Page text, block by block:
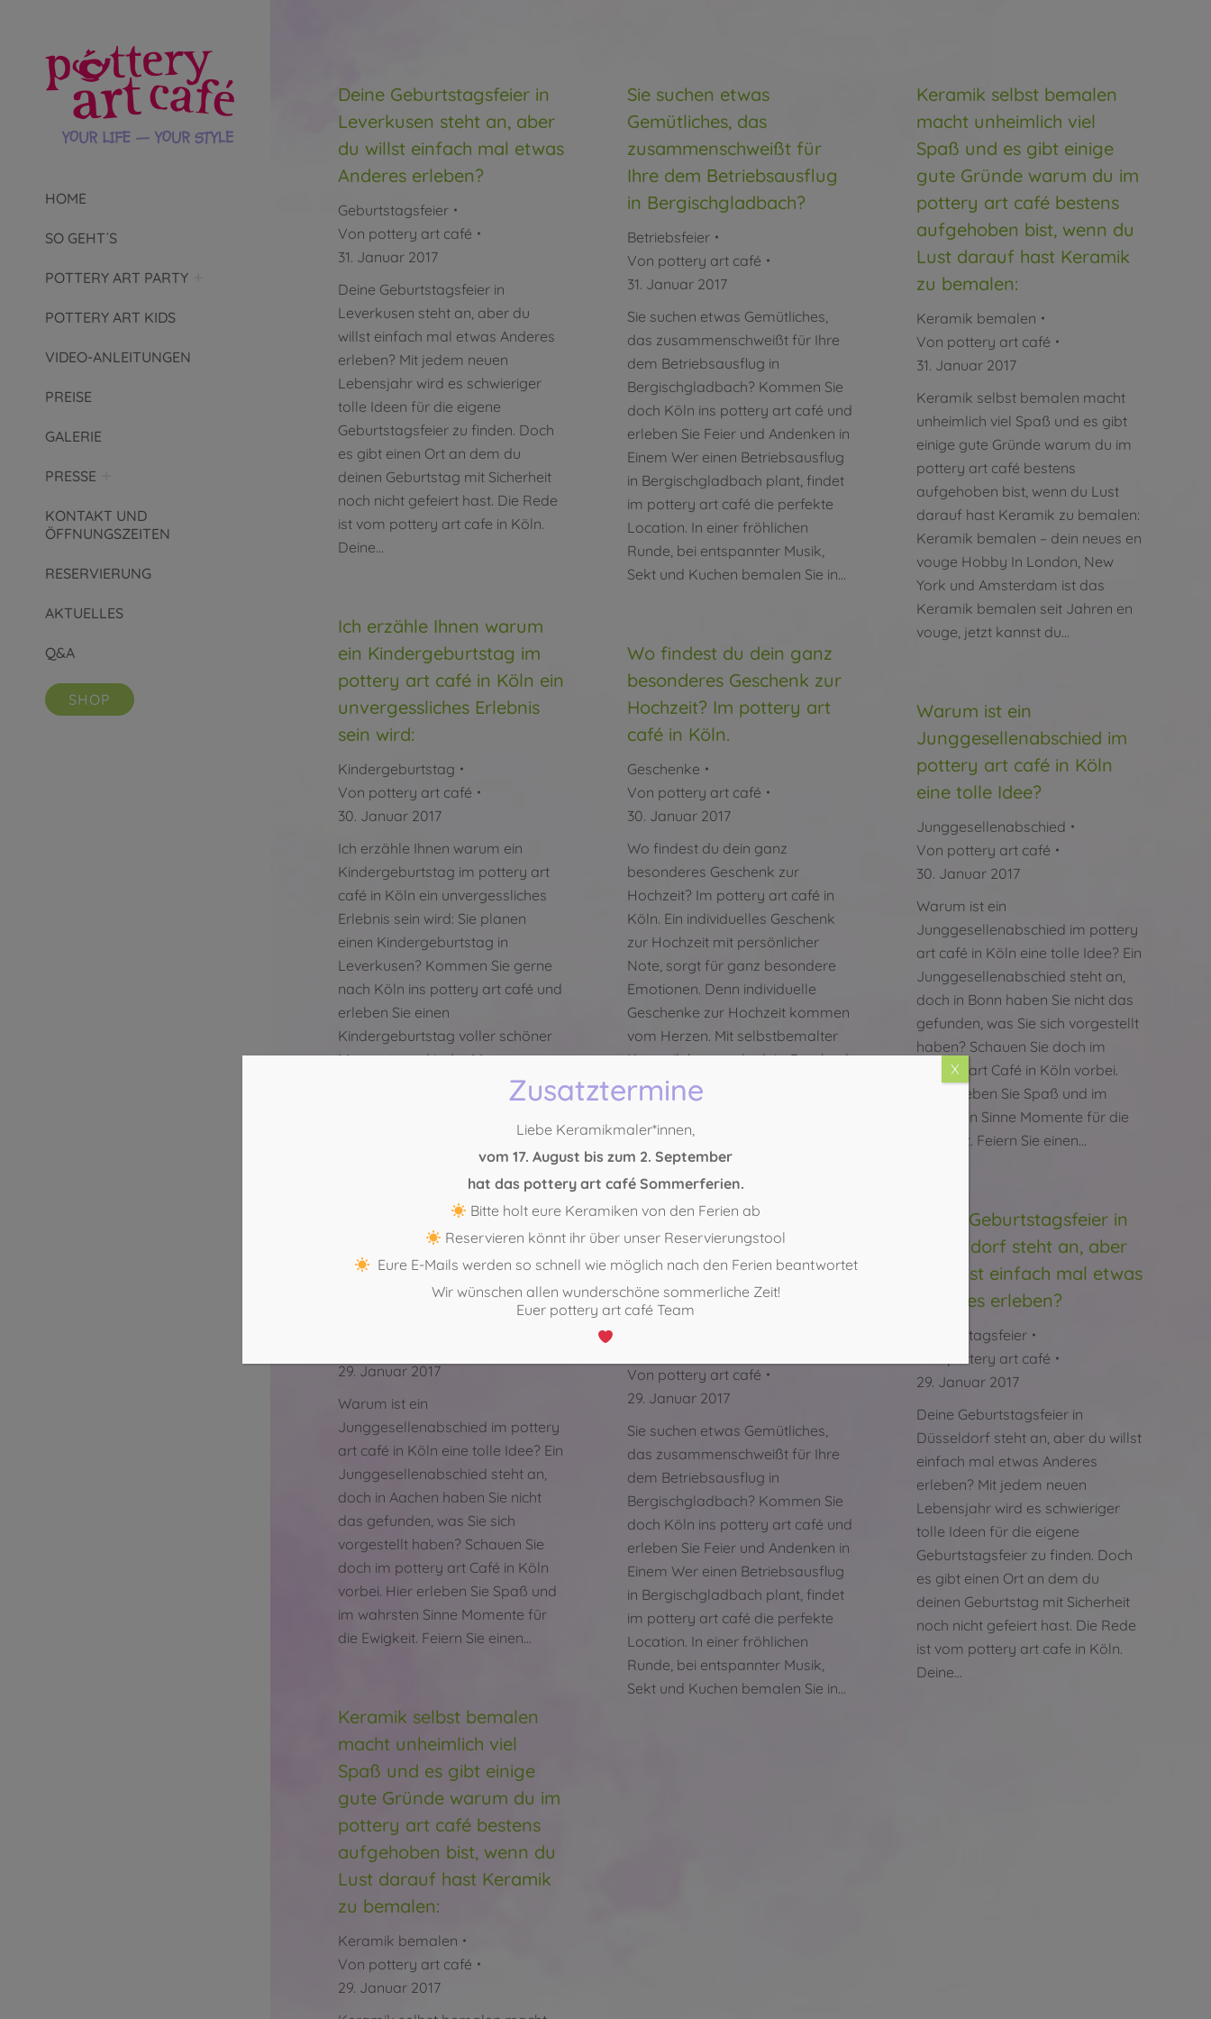
HOME
SO GEHT´S
POTTERY ART PARTY
POTTERY ART KIDS
VIDEO-ANLEITUNGEN
PREISE
GALERIE
PRESSE
KONTAKT UND
ÖFFNUNGSZEITEN
RESERVIERUNG
AKTUELLES
Q&A
SHOP
Deine Geburtstagsfeier in
Leverkusen steht an, aber
du willst einfach mal etwas
Anderes erleben?
Geburtstagsfeier
Von pottery art café
31. Januar 2017
Deine Geburtstagsfeier in
Leverkusen steht an, aber du
willst einfach mal etwas Anderes
erleben? Mit jedem neuen
Lebensjahr wird es schwieriger
tolle Ideen für die eigene
Geburtstagsfeier zu finden. Doch
es gibt einen Ort an dem du
deinen Geburtstag mit Sicherheit
noch nicht gefeiert hast. Die Rede
ist vom pottery art cafe in Köln.
Deine…
Sie suchen etwas
Gemütliches, das
zusammenschweißt für
Ihre dem Betriebsausflug
in Bergischgladbach?
Betriebsfeier
Von pottery art café
31. Januar 2017
Sie suchen etwas Gemütliches,
das zusammenschweißt für Ihre
dem Betriebsausflug in
Bergischgladbach? Kommen Sie
doch Köln ins pottery art café und
erleben Sie Feier und Andenken in
Einem Wer einen Betriebsausflug
in Bergischgladbach plant, findet
im pottery art café die perfekte
Location. In einer fröhlichen
Runde, bei entspannter Musik,
Sekt und Kuchen bemalen Sie in…
Keramik selbst bemalen
macht unheimlich viel
Spaß und es gibt einige
gute Gründe warum du im
pottery art café bestens
aufgehoben bist, wenn du
Lust darauf hast Keramik
zu bemalen:
Keramik bemalen
Von pottery art café
31. Januar 2017
Keramik selbst bemalen macht
unheimlich viel Spaß und es gibt
einige gute Gründe warum du im
pottery art café bestens
aufgehoben bist, wenn du Lust
darauf hast Keramik zu bemalen:
Keramik bemalen – dein neues en
vouge Hobby In London, New
York und Amsterdam ist das
Keramik bemalen seit Jahren en
vouge, jetzt kannst du…
Ich erzähle Ihnen warum
ein Kindergeburtstag im
pottery art café in Köln ein
unvergessliches Erlebnis
sein wird:
Kindergeburtstag
Von pottery art café
30. Januar 2017
Ich erzähle Ihnen warum ein
Kindergeburtstag im pottery art
café in Köln ein unvergessliches
Erlebnis sein wird: Sie planen
einen Kindergeburtstag in
Leverkusen? Kommen Sie gerne
nach Köln ins pottery art café und
erleben Sie einen
Kindergeburtstag voller schöner
Momente und jeder Menge
Kreativität. Wenn Sie die kreative
Wo findest du dein ganz
besonderes Geschenk zur
Hochzeit? Im pottery art
café in Köln.
Geschenke
Von pottery art café
30. Januar 2017
Wo findest du dein ganz
besonderes Geschenk zur
Hochzeit? Im pottery art café in
Köln. Ein individuelles Geschenk
zur Hochzeit mit persönlicher
Note, sorgt für ganz besondere
Emotionen. Denn individuelle
Geschenke zur Hochzeit kommen
vom Herzen. Mit selbstbemalter
Keramik kannst du dein Geschenk
zur Hochzeit so für deine Liebsten
gestalten. Auf der Suche nach
dem…
Warum ist ein
Junggesellenabschied im
pottery art café in Köln
eine tolle Idee?
Junggesellenabschied
Von pottery art café
30. Januar 2017
Warum ist ein
Junggesellenabschied im pottery
art café in Köln eine tolle Idee? Ein
Junggesellenabschied steht an,
doch in Bonn haben Sie nicht das
gefunden, was Sie sich vorgestellt
haben? Schauen Sie doch im
pottery art Café in Köln vorbei.
Hier erleben Sie Spaß und im
wahrsten Sinne Momente für die
Ewigkeit. Feiern Sie einen…
Warum ist ein
Junggesellenabschied im
pottery art café in Köln
eine tolle Idee?
29. Januar 2017
Warum ist ein
Junggesellenabschied im pottery
art café in Köln eine tolle Idee? Ein
Junggesellenabschied steht an,
doch in Aachen haben Sie nicht
das gefunden, was Sie sich
vorgestellt haben? Schauen Sie
doch im pottery art Café in Köln
vorbei. Hier erleben Sie Spaß und
im wahrsten Sinne Momente für
die Ewigkeit. Feiern Sie einen…
Sie suchen etwas
Gemütliches, das
zusammenschweißt für
Ihre dem Betriebsausflug
in Bergischgladbach?
Von pottery art café
29. Januar 2017
Sie suchen etwas Gemütliches,
das zusammenschweißt für Ihre
dem Betriebsausflug in
Bergischgladbach? Kommen Sie
doch Köln ins pottery art café und
erleben Sie Feier und Andenken in
Einem Wer einen Betriebsausflug
in Bergischgladbach plant, findet
im pottery art café die perfekte
Location. In einer fröhlichen
Runde, bei entspannter Musik,
Sekt und Kuchen bemalen Sie in…
Deine Geburtstagsfeier in
Düsseldorf steht an, aber
du willst einfach mal etwas
Anderes erleben?
Geburtstagsfeier
pottery art café
29. Januar 2017
Deine Geburtstagsfeier in
Düsseldorf steht an, aber du willst
einfach mal etwas Anderes
erleben? Mit jedem neuen
Lebensjahr wird es schwieriger
tolle Ideen für die eigene
Geburtstagsfeier zu finden. Doch
es gibt einen Ort an dem du
deinen Geburtstag mit Sicherheit
noch nicht gefeiert hast. Die Rede
ist vom pottery art cafe in Köln.
Deine…
Keramik selbst bemalen
macht unheimlich viel
Spaß und es gibt einige
gute Gründe warum du im
pottery art café bestens
aufgehoben bist, wenn du
Lust darauf hast Keramik
zu bemalen:
Keramik bemalen
Von pottery art café
29. Januar 2017
Zusatztermine
Liebe Keramikmaler*innen,
vom 17. August bis zum 2. September
hat das pottery art café Sommerferien.
Bitte holt eure Keramiken von den Ferien ab
Reservieren könnt ihr über unser Reservierungstool
Eure E-Mails werden so schnell wie möglich nach den Ferien beantwortet
Wir wünschen allen wunderschöne sommerliche Zeit!
Euer pottery art café Team
X